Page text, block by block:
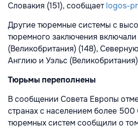
Словакия (151), сообщаетlogos-
Другие тюремные системы с
тюремного заключения
(Великобритания) (148),
Англию и Уэльс (Великобритания)
Тюрьмы переполнены
В сообщении Совета Европы
странах с населением более 500
тюремных систем сообщили о